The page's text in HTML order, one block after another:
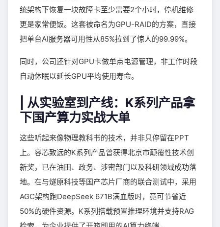
统架构下恢复一块故障卡至少需要2个小时，停机维修
更是家常便饭。这套被命名为GPU-RAID的方案，直接
把单台AI服务器可用性从85%拉到了惊人的99.99%。
同时，公司还针对GPU卡做单点电源管理，非工作时段
自动休眠以延长GPU平均使用寿命。
| 从实验室到产线：K系列产品拿
下国产算力实战大单
这些听起来像物理教科书的技术，并非只停留在PPT
上。容芯致远的K系列产品曾获得北京市颠覆性技术创
新奖，已在油田、政务、涉密部门以及科研领域成功落
地。在与燧原科技等国产芯片厂商的联合测试中，采用
AGC架构跑DeepSeek 671B满血版时，竟可节省近
50%的硬件资源。K系列搭载预置推理环境并支持RAG